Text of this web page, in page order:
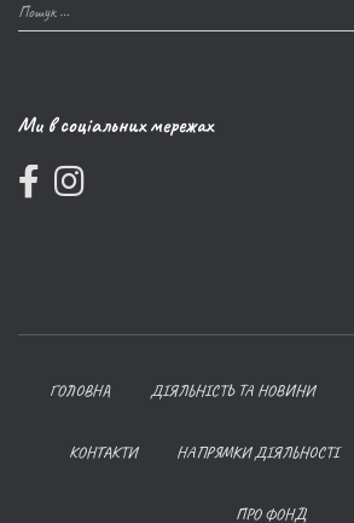
Пошук …
Ми в соціальних мережах
ГОЛОВНА ДІЯЛЬНІСТЬ ТА НОВИНИ
КОНТАКТИ НАПРЯМКИ ДІЯЛЬНОСТІ
ПРО ФОНД